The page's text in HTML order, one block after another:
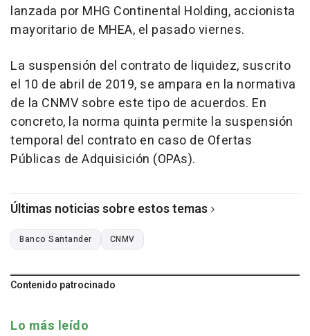
lanzada por MHG Continental Holding, accionista
mayoritario de MHEA, el pasado viernes.
La suspensión del contrato de liquidez, suscrito
el 10 de abril de 2019, se ampara en la normativa
de la CNMV sobre este tipo de acuerdos. En
concreto, la norma quinta permite la suspensión
temporal del contrato en caso de Ofertas
Públicas de Adquisición (OPAs).
Últimas noticias sobre estos temas
Banco Santander CNMV
Contenido patrocinado
Lo más leído